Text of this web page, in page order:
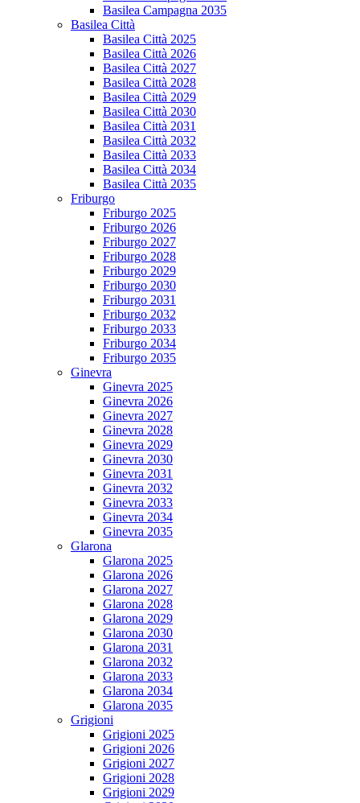
Basilea Campagna 2035
Basilea Città
Basilea Città 2025
Basilea Città 2026
Basilea Città 2027
Basilea Città 2028
Basilea Città 2029
Basilea Città 2030
Basilea Città 2031
Basilea Città 2032
Basilea Città 2033
Basilea Città 2034
Basilea Città 2035
Friburgo
Friburgo 2025
Friburgo 2026
Friburgo 2027
Friburgo 2028
Friburgo 2029
Friburgo 2030
Friburgo 2031
Friburgo 2032
Friburgo 2033
Friburgo 2034
Friburgo 2035
Ginevra
Ginevra 2025
Ginevra 2026
Ginevra 2027
Ginevra 2028
Ginevra 2029
Ginevra 2030
Ginevra 2031
Ginevra 2032
Ginevra 2033
Ginevra 2034
Ginevra 2035
Glarona
Glarona 2025
Glarona 2026
Glarona 2027
Glarona 2028
Glarona 2029
Glarona 2030
Glarona 2031
Glarona 2032
Glarona 2033
Glarona 2034
Glarona 2035
Grigioni
Grigioni 2025
Grigioni 2026
Grigioni 2027
Grigioni 2028
Grigioni 2029